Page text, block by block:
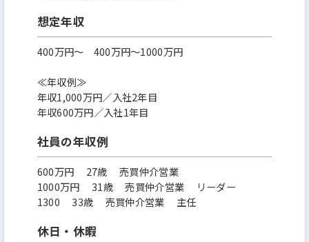
想定年収
400万円〜 400万円～1000万円
≪年収例≫
年収1,000万円／入社2年目
年収600万円／入社1年目
社員の年収例
600万円 27歳 売買仲介営業
1000万円 31歳 売買仲介営業 リーダー
1300 33歳 売買仲介営業 主任
休日・休暇